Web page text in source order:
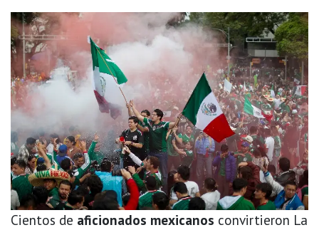
Cientos de aficionados mexicanos convirtieron La